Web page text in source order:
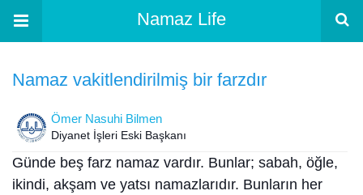
Namaz Life
Namaz vakitlendirilmiş bir farzdır
Ömer Nasuhi Bilmen
Diyanet İşleri Eski Başkanı
Günde beş farz namaz vardır. Bunlar; sabah, öğle,
ikindi, akşam ve yatsı namazlarıdır. Bunların her